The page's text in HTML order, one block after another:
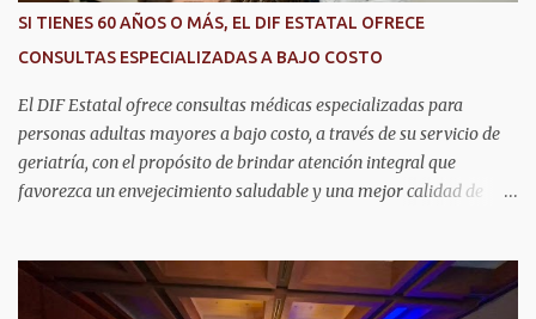
SI TIENES 60 AÑOS O MÁS, EL DIF ESTATAL OFRECE
CONSULTAS ESPECIALIZADAS A BAJO COSTO
El DIF Estatal ofrece consultas médicas especializadas para
personas adultas mayores a bajo costo, a través de su servicio de
geriatría, con el propósito de brindar atención integral que
favorezca un envejecimiento saludable y una mejor calidad de
fundamentalmente en la prevención, el diagnóstico y tratamiento
de las enfermedades más comunes en las personas mayores de 60